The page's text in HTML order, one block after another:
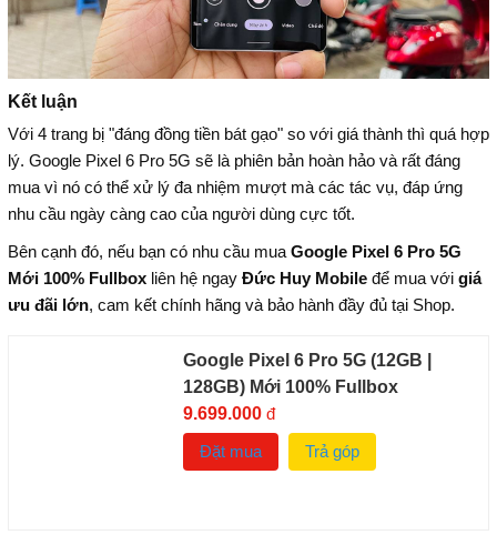
Kết luận
Với 4 trang bị "đáng đồng tiền bát gạo" so với giá thành thì quá hợp
lý. Google Pixel 6 Pro 5G sẽ là phiên bản hoàn hảo và rất đáng
mua vì nó có thể xử lý đa nhiệm mượt mà các tác vụ, đáp ứng
nhu cầu ngày càng cao của người dùng cực tốt.
Bên cạnh đó, nếu bạn có nhu cầu muaGoogle Pixel 6 Pro 5G
Mới 100% Fullboxliên hệ ngay Đức Huy Mobileđể mua với giá
ưu đãi lớn, cam kết chính hãng và bảo hành đầy đủ tại Shop.
Google Pixel 6 Pro 5G (12GB |
128GB) Mới 100% Fullbox
9.699.000đ
Đặt mua
Trả góp